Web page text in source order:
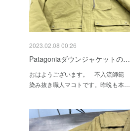
2023.02.08 00:26
Patagoniaダウンジャケットの…
おはようございます。 不入流師範
染み抜き職人マコトです。昨晩も本…